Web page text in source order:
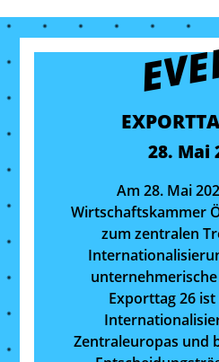
28. Mai
Am 28. Mai
Wirtschaftskammer
zum zentralen
Exporttag 26
Zentraleuropas und